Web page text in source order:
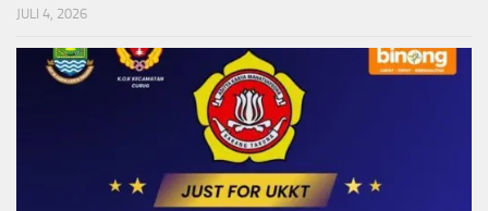
JULI 4, 2026